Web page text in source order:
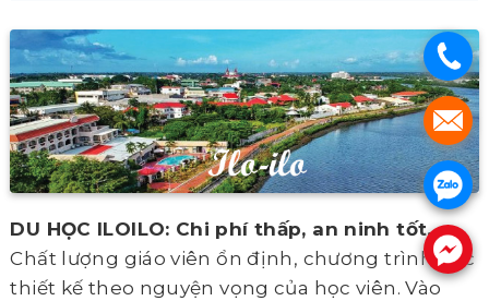
DU HỌC ILOILO: Chi phí thấp, an ninh tốt.
Chất lượng giáo viên ổn định, chương trình học
thiết kế theo nguyện vọng của học viên. Vào
.
.
.
.